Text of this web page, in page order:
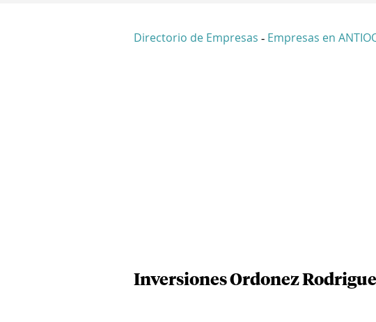
Directorio de Empresas - Empresas en
Inversiones Ordonez